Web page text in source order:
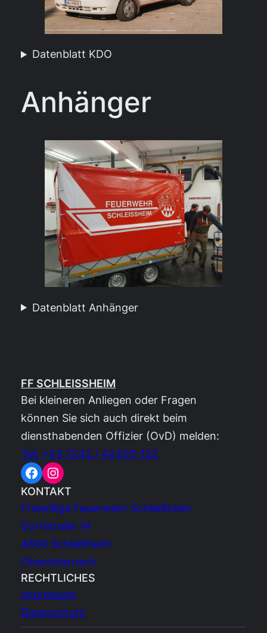
Datenblatt KDO
Anhänger
Datenblatt Anhänger
FF SCHLEISSHEIM
Bei kleineren Anliegen oder Fragen
können Sie sich auch direkt beim
diensthabenden Offizier (OvD) melden:
Tel: +43 7242 / 42420-122
Facebook
Instagram
KONTAKT
Freiwillige Feuerwehr Schleißheim
Dorfstraße 14
4600 Schleißheim
Oberösterreich
RECHTLICHES
Impressum
Datenschutz